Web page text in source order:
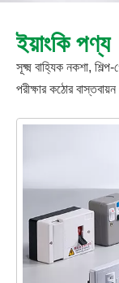
ইয়াংকি পণ্য
সূক্ষ্ম বাহ্যিক নকশা,
পরীক্ষার কঠোর বাস্তবায়ন